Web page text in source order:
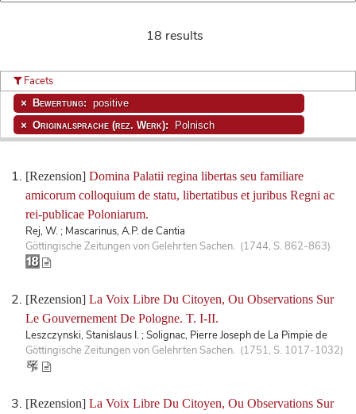
18 results
[Rezension] Domina Palatii regina libertas seu familiare
amicorum colloquium de statu, libertatibus et juribus Regni ac
rei-publicae Poloniarum.
Rej, W. ; Mascarinus, A.P. de Cantia
Göttingische Zeitungen von Gelehrten Sachen. (1744, S. 862-863)
[Rezension] La Voix Libre Du Citoyen, Ou Observations Sur
Le Gouvernement De Pologne. T. I-II.
Leszczynski, Stanislaus I. ; Solignac, Pierre Joseph de La Pimpie de
Göttingische Zeitungen von Gelehrten Sachen. (1751, S. 1017-1032)
[Rezension] La Voix Libre Du Citoyen, Ou Observations Sur
Facets
Bewertung: positive
Originalsprache (rez. Werk): Polnisch